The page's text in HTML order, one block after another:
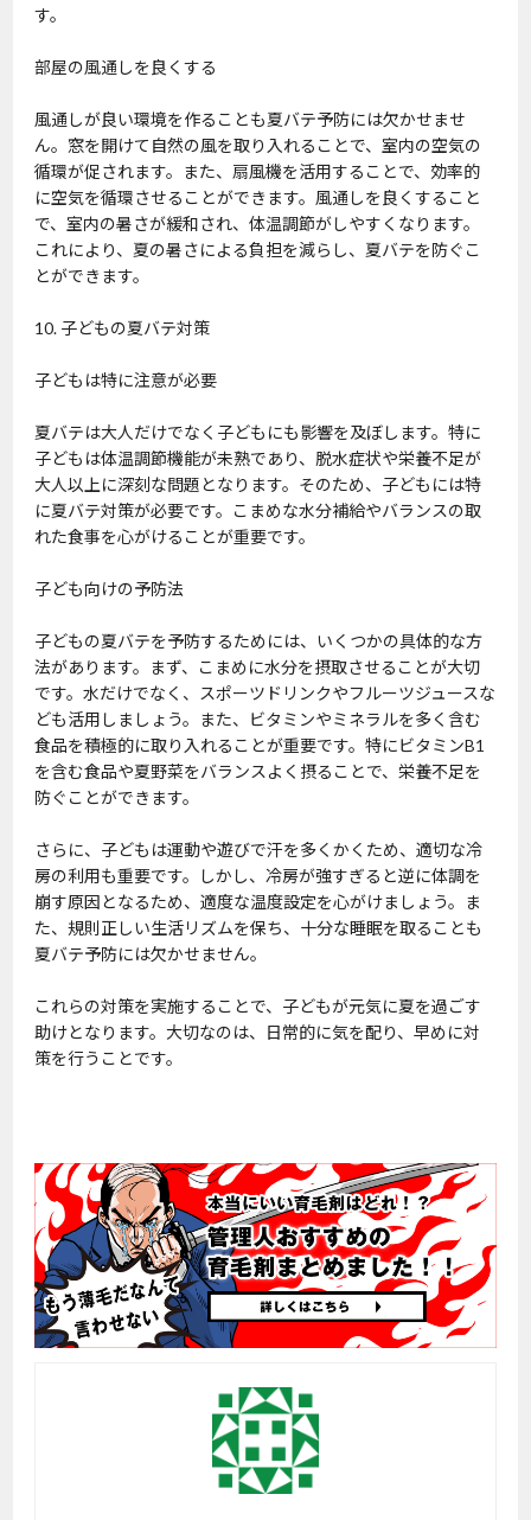
す。
部屋の風通しを良くする
風通しが良い環境を作ることも夏バテ予防には欠かせませ
ん。窓を開けて自然の風を取り入れることで、室内の空気の
循環が促されます。また、扇風機を活用することで、効率的
に空気を循環させることができます。風通しを良くすること
で、室内の暑さが緩和され、体温調節がしやすくなります。
これにより、夏の暑さによる負担を減らし、夏バテを防ぐこ
とができます。
10. 子どもの夏バテ対策
子どもは特に注意が必要
夏バテは大人だけでなく子どもにも影響を及ぼします。特に
子どもは体温調節機能が未熟であり、脱水症状や栄養不足が
大人以上に深刻な問題となります。そのため、子どもには特
に夏バテ対策が必要です。こまめな水分補給やバランスの取
れた食事を心がけることが重要です。
子ども向けの予防法
子どもの夏バテを予防するためには、いくつかの具体的な方
法があります。まず、こまめに水分を摂取させることが大切
です。水だけでなく、スポーツドリンクやフルーツジュースな
ども活用しましょう。また、ビタミンやミネラルを多く含む
食品を積極的に取り入れることが重要です。特にビタミンB1
を含む食品や夏野菜をバランスよく摂ることで、栄養不足を
防ぐことができます。
さらに、子どもは運動や遊びで汗を多くかくため、適切な冷
房の利用も重要です。しかし、冷房が強すぎると逆に体調を
崩す原因となるため、適度な温度設定を心がけましょう。ま
た、規則正しい生活リズムを保ち、十分な睡眠を取ることも
夏バテ予防には欠かせません。
これらの対策を実施することで、子どもが元気に夏を過ごす
助けとなります。大切なのは、日常的に気を配り、早めに対
策を行うことです。